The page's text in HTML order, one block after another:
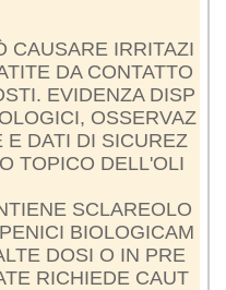
CAUSARE IRRITAZI
DA CONTATTO
EVIDENZA DISP
OSSERVAZ
E DATI DI SICUREZ
TOPICO DELL'OLI
SCLAREOLO
BIOLOGICAM
DOSI O IN PRE
RICHIEDE CAUT